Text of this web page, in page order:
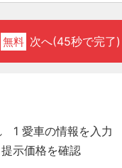
無料 次へ(45秒で完了)